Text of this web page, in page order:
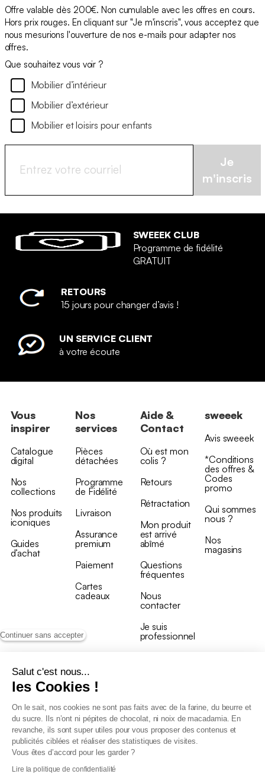
Continuer sans accepter
Salut c'est nous...
les Cookies !
On le sait, nos cookies ne sont pas faits avec de la farine, du beurre et
du sucre. Ils n’ont ni pépites de chocolat, ni noix de macadamia. En
revanche, ils sont super utiles pour vous proposer des contenus et
publicités ciblées et réaliser des statistiques de visites.
Vous êtes d’accord pour les garder ?
Lire la politique de confidentialité
Offre valable dès 200€. Non cumulable avec les offres en cours.
Hors prix rouges. En cliquant sur "Je m'inscris", vous acceptez que
nous mesurions l'ouverture de nos e-mails pour adapter nos
offres.
Que souhaitez vous voir ?
Mobilier d’intérieur
Mobilier d’extérieur
Mobilier et loisirs pour enfants
Je
m'inscris
SWEEEK CLUB
Programme de fidélité
GRATUIT
RETOURS
15 jours pour changer d’avis !
UN SERVICE CLIENT
à votre écoute
Vous
inspirer
Catalogue
digital
Nos
collections
Nos produits
iconiques
Guides
d’achat
Nos
services
Pièces
détachées
Programme
de Fidélité
Livraison
Assurance
premium
Paiement
Cartes
cadeaux
Aide &
Contact
Où est mon
colis ?
Retours
Rétractation
Mon produit
est arrivé
abîmé
Questions
fréquentes
Nous
contacter
Je suis
professionnel
sweeek
Avis sweeek
*Conditions
des offres &
Codes
promo
Qui sommes
nous ?
Nos
magasins
Conditions générales de vente
Conditions générales du programme de fidélité
Charte de données personnelles
Conditions générales de vente Pro
Déclaration d’accessibilité